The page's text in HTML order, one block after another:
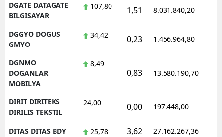
DGATE DATAGATE
BILGISAYAR
107,80 1,51 8.031.840,20
DGGYO DOGUS
GMYO
34,42 0,23 1.456.964,80
DGNMO
DOGANLAR
MOBILYA
8,49
0,83 13.580.190,70
DIRIT DIRITEKS
DIRILIS TEKSTIL
24,00 0,00 197.448,00
DITAS DITAS BDY 25,78 3,62 27.162.267,36